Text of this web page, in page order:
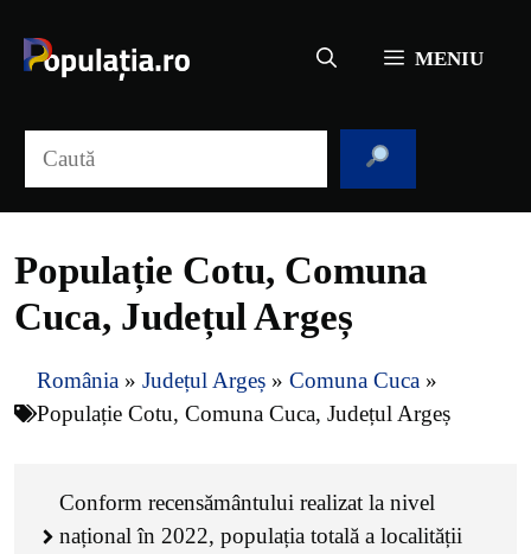
conținut
MENIU
Populație Cotu, Comuna
Cuca, Județul Argeș
România » Județul Argeș » Comuna Cuca »
Populație Cotu, Comuna Cuca, Județul Argeș
Conform recensământului realizat la nivel
național în 2022, populația totală a localității